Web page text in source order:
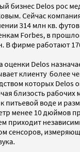
бизнес Delos рос
Сейчас
314 млн кв.
Forbes, в
В фирме работают
оценки Delos
клиенту более
которых Delos
близость рабочих
питьевой воде и
менее 10 дюймов
приходит
сенсоров,